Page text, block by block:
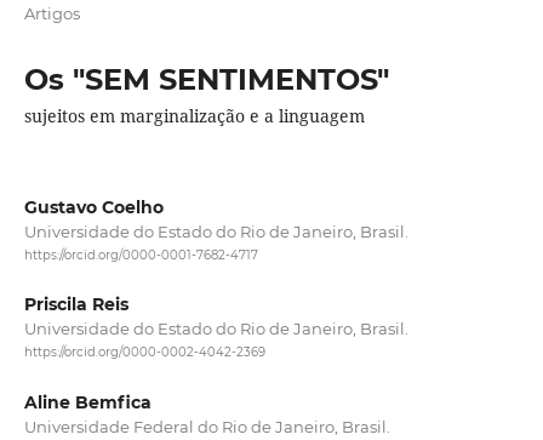
Artigos
Os "SEM SENTIMENTOS"
sujeitos em marginalização e a linguagem
Gustavo Coelho
Universidade do Estado do Rio de Janeiro, Brasil.
https://orcid.org/0000-0001-7682-4717
Priscila Reis
Universidade do Estado do Rio de Janeiro, Brasil.
https://orcid.org/0000-0002-4042-2369
Aline Bemfica
Universidade Federal do Rio de Janeiro, Brasil.